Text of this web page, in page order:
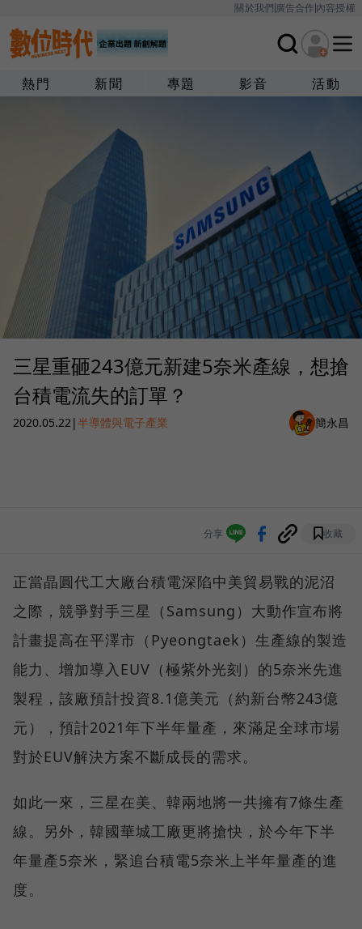
關於我們廣告合作內容授權
熱門 新聞 專題 影音 活動
三星重砸243億元新建5奈米產線，想搶
台積電流失的訂單？
2020.05.22|半導體與電子產業 簡永昌
分享 收藏
正當晶圓代工大廠台積電深陷中美貿易戰的泥沼
之際，競爭對手三星（Samsung）大動作宣布將
計畫提高在平澤市（Pyeongtaek）生產線的製造
能力、增加導入EUV（極紫外光刻）的5奈米先進
製程，該廠預計投資8.1億美元（約新台幣243億
元），預計2021年下半年量產，來滿足全球市場
對於EUV解決方案不斷成長的需求。
如此一來，三星在美、韓兩地將一共擁有7條生產
線。另外，韓國華城工廠更將搶快，於今年下半
年量產5奈米，緊追台積電5奈米上半年量產的進
度。